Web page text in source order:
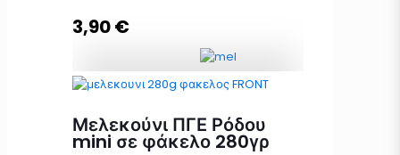
3,90€
φάκελο 170γρ ποσότητα
Μελεκούνι ΠΓΕ Ρόδου
mini σε φάκελο 280γρ